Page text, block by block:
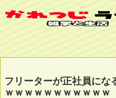
フリーターが正社員にな
ｗｗｗｗｗｗｗｗｗｗｗ